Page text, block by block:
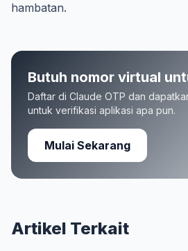
hambatan.
Butuh nomor virtual
Daftar di Claude OTP dan
untuk verifikasi aplikasi apa pun.
Mulai Sekarang
Artikel Terkait